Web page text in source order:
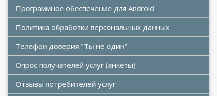
Программное обеспечение для Android
Политика обработки персональных данных
Телефон доверия "Ты не один"
Опрос получателей услуг (анкеты)
Отзывы потребителей услуг